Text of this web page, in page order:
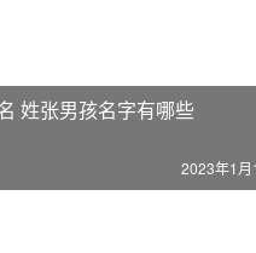
姓张男孩名字有哪些
2023年1